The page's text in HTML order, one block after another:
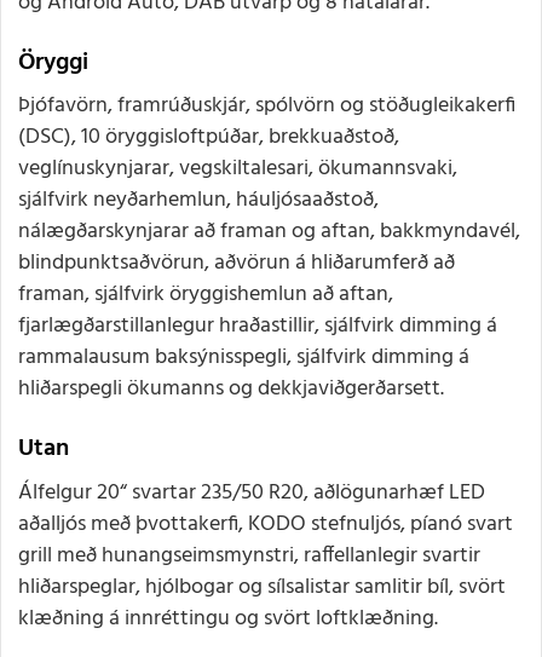
Öryggi
Þjófavörn, framrúðuskjár, spólvörn og stöðugleikakerfi
(DSC), 10 öryggisloftpúðar, brekkuaðstoð,
veglínuskynjarar, vegskiltalesari, ökumannsvaki,
sjálfvirk neyðarhemlun, háuljósaaðstoð,
nálægðarskynjarar að framan og aftan, bakkmyndavél,
blindpunktsaðvörun, aðvörun á hliðarumferð að
framan, sjálfvirk öryggishemlun að aftan,
fjarlægðarstillanlegur hraðastillir, sjálfvirk dimming á
rammalausum baksýnisspegli, sjálfvirk dimming á
hliðarspegli ökumanns og dekkjaviðgerðarsett.
Utan
Álfelgur 20“ svartar 235/50 R20, aðlögunarhæf LED
aðalljós með þvottakerfi, KODO stefnuljós, píanó svart
grill með hunangseimsmynstri, raffellanlegir svartir
hliðarspeglar, hjólbogar og sílsalistar samlitir bíl, svört
klæðning á innréttingu og svört loftklæðning.